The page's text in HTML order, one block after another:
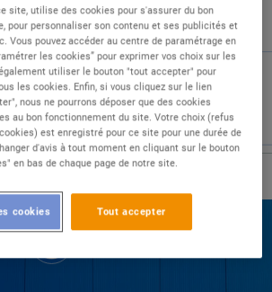
:
site, utilise des cookies pour s'assurer du bon
pour personnaliser son contenu et ses publicités et
Vous pouvez accéder au centre de paramétrage en
les cookies” pour exprimer vos choix sur les
utiliser le bouton "tout accepter" pour
les cookies. Enfin, si vous cliquez sur le lien
nous ne pourrons déposer que des cookies
au bon fonctionnement du site. Votre choix (refus
est enregistré pour ce site pour une durée de
d'avis à tout moment en cliquant sur le bouton
en bas de chaque page de notre site.
Tout accepter
cookies